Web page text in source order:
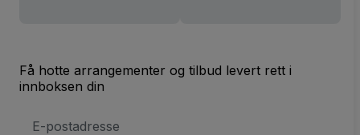
Få hotte arrangementer og tilbud levert rett i
innboksen din
postadresse